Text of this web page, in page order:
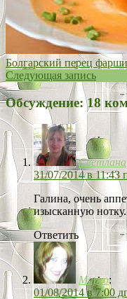
Болгарский перец
Следующая запись
Обсуждение: 18
Светлана
31/07/2014 в 11:43
Галина, очень
изысканную
Ответить
Марго:
01/08/2014 в 7:00